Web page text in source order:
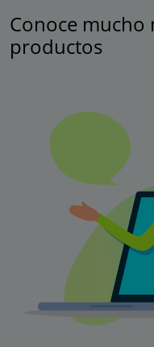
Conoce mucho
productos